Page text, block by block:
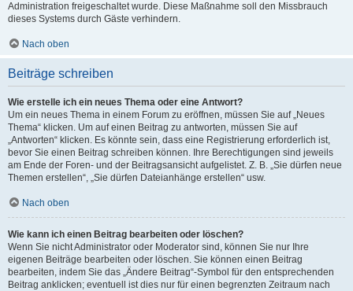
Administration freigeschaltet wurde. Diese Maßnahme soll den Missbrauch
dieses Systems durch Gäste verhindern.
Nach oben
Beiträge schreiben
Wie erstelle ich ein neues Thema oder eine Antwort?
Um ein neues Thema in einem Forum zu eröffnen, müssen Sie auf „Neues
Thema“ klicken. Um auf einen Beitrag zu antworten, müssen Sie auf
„Antworten“ klicken. Es könnte sein, dass eine Registrierung erforderlich ist,
bevor Sie einen Beitrag schreiben können. Ihre Berechtigungen sind jeweils
am Ende der Foren- und der Beitragsansicht aufgelistet. Z. B. „Sie dürfen neue
Themen erstellen“, „Sie dürfen Dateianhänge erstellen“ usw.
Nach oben
Wie kann ich einen Beitrag bearbeiten oder löschen?
Wenn Sie nicht Administrator oder Moderator sind, können Sie nur Ihre
eigenen Beiträge bearbeiten oder löschen. Sie können einen Beitrag
bearbeiten, indem Sie das „Ändere Beitrag“-Symbol für den entsprechenden
Beitrag anklicken; eventuell ist dies nur für einen begrenzten Zeitraum nach